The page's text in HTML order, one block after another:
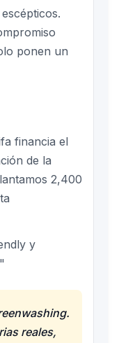
ponen un
financia el
de la
2,400
y
reales,